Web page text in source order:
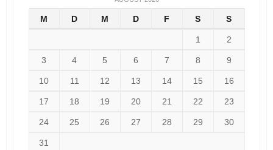
M D M D F S S
1 2
3 4 5 6 7 8 9
10 11 12 13 14 15 16
17 18 19 20 21 22 23
24 25 26 27 28 29 30
31